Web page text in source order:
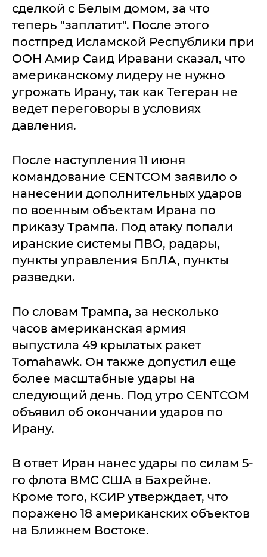
сделкой с Белым домом, за что
теперь "заплатит". После этого
постпред Исламской Республики при
ООН Амир Саид Иравани сказал, что
американскому лидеру не нужно
угрожать Ирану, так как Тегеран не
ведет переговоры в условиях
давления.
После наступления 11 июня
командование CENTCOM заявило о
нанесении дополнительных ударов
по военным объектам Ирана по
приказу Трампа. Под атаку попали
иранские системы ПВО, радары,
пункты управления БпЛА, пункты
разведки.
По словам Трампа, за несколько
часов американская армия
выпустила 49 крылатых ракет
Tomahawk. Он также допустил еще
более масштабные удары на
следующий день. Под утро CENTCOM
объявил об окончании ударов по
Ирану.
В ответ Иран нанес удары по силам 5-
го флота ВМС США в Бахрейне.
Кроме того, КСИР утверждает, что
поражено 18 американских объектов
на Ближнем Востоке.